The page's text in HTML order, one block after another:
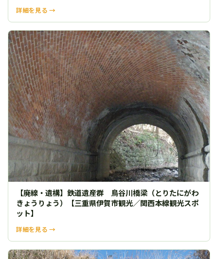
詳細を見る →
【廃線・遺構】鉄道遺産群 鳥谷川橋梁（とりたにがわ
きょうりょう）【三重県伊賀市観光／関西本線観光スポ
ット】
詳細を見る →